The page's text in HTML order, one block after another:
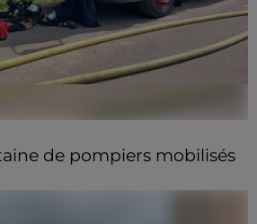
de pompiers mobilisés